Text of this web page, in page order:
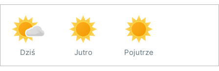
Dziś Jutro Pojutrze